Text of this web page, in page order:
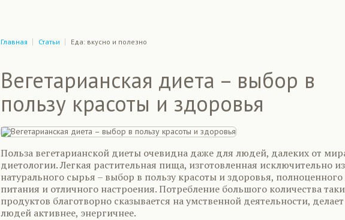
Главная Статьи Еда: вкусно и полезно
Вегетарианская диета – выбор в
пользу красоты и здоровья
Польза вегетарианской диеты очевидна даже для людей, далеких от
диетологии. Легкая растительная пища, изготовленная исключительно из
натурального сырья – выбор в пользу красоты и здоровья, полноценного
питания и отличного настроения. Потребление большого количества
продуктов благотворно сказывается на умственной деятельности, делает
людей активнее, энергичнее.